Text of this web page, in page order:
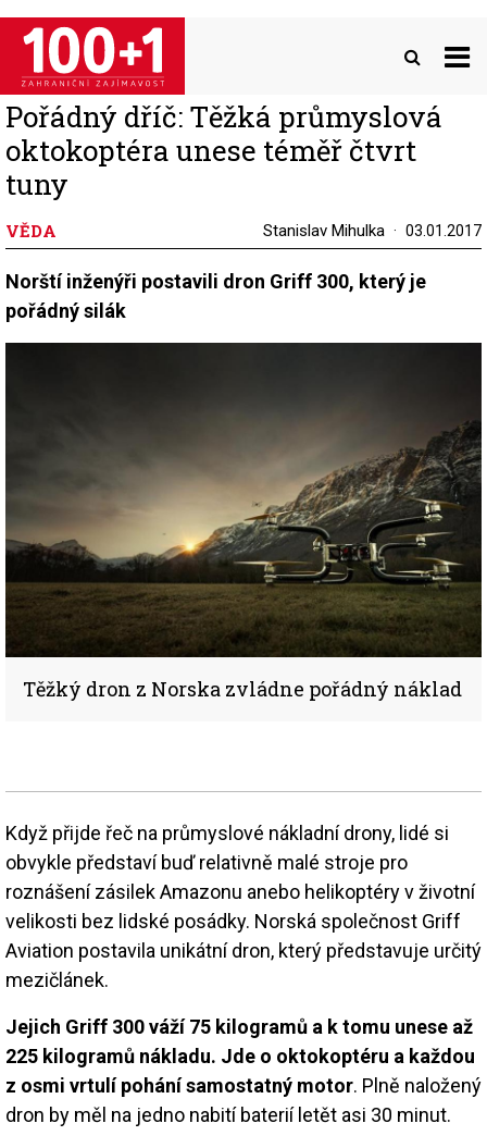
Přejít
hlavnímu
obsahu
Pořádný dříč: Těžká průmyslová
oktokoptéra unese téměř čtvrt
tuny
VĚDA Stanislav Mihulka 03.01.2017
Norští inženýři postavili dron Griff 300, který je
pořádný silák
Těžký dron z Norska zvládne pořádný náklad
Když přijde řeč na průmyslové nákladní drony, lidé si
obvykle představí buď relativně malé stroje pro
roznášení zásilek Amazonu anebo helikoptéry v životní
velikosti bez lidské posádky. Norská společnost Griff
Aviation postavila unikátní dron, který představuje určitý
mezičlánek.
Jejich Griff 300 váží 75 kilogramů a k tomu unese až
225 kilogramů nákladu. Jde o oktokoptéru a každou
z osmi vrtulí pohání samostatný motor. Plně naložený
dron by měl na jedno nabití baterií letět asi 30 minut.